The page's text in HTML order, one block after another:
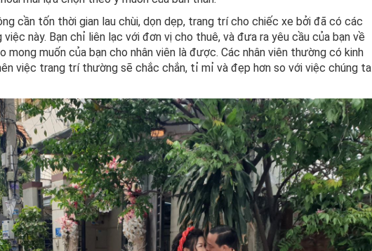
cần tốn thời gian lau chùi, dọn dẹp, trang trí cho chiếc xe bởi đã có các
việc này. Bạn chỉ liên lạc với đơn vị cho thuê, và đưa ra yêu cầu của bạn về
muốn của bạn cho nhân viên là được. Các nhân viên thường có kinh
việc trang trí thường sẽ chắc chắn, tỉ mỉ và đẹp hơn so với việc chúng ta